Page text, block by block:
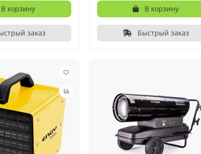
В корзину
заказ
В корзину
Быстрый заказ